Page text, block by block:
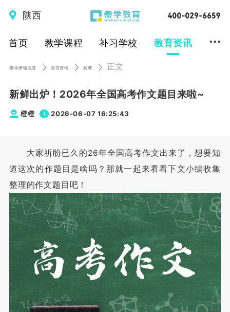
陕西
首页 教学课程 补习学校 教育资讯 ...
秦学伊顿教育 教育资讯 高考 正文
新鲜出炉！2026年全国高考作文题目来啦~
橙橙 2026-06-07 16:25:43
大家祈盼已久的26年全国高考作文出来了，想要知
道这次的作题目是啥吗？那就一起来看看下文小编收集
整理的作文题目吧！